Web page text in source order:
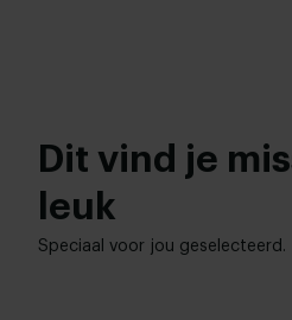
Dit vind je
leuk
Speciaal voor jou geselecteerd.